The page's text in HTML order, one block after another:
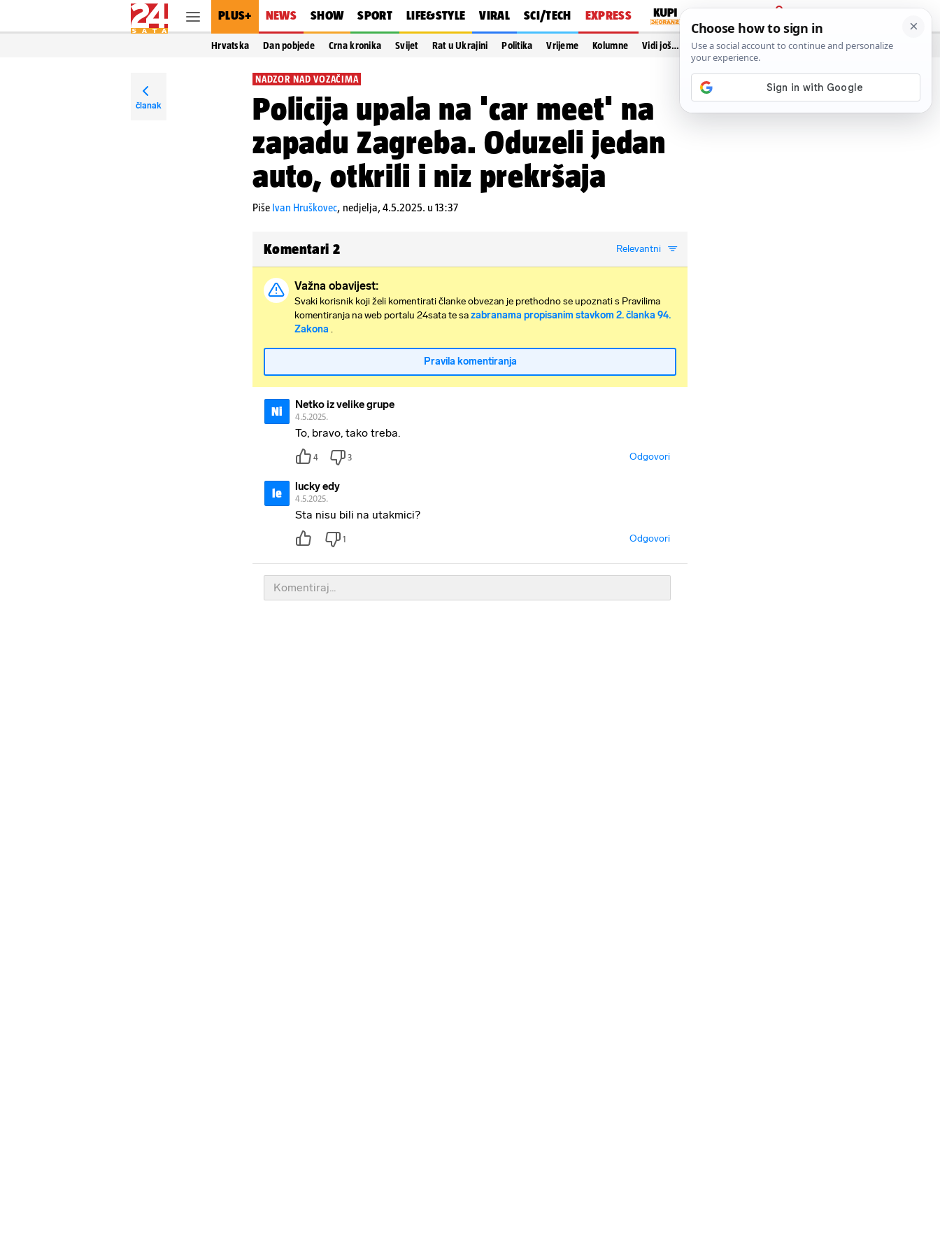
PLUS+ NEWS SHOW SPORT LIFE&STYLE VIRAL SCI/TECH EXPRESS
PRIJAVA
Hrvatska Dan pobjede Crna kronika Svijet Rat u Ukrajini Politika Vrijeme Kolumne Vidi još…
članak
NADZOR NAD VOZAČIMA
Policija upala na 'car meet' na
zapadu Zagreba. Oduzeli jedan
auto, otkrili i niz prekršaja
Piše Ivan Hruškovec, nedjelja, 4.5.2025. u 13:37
Komentari 2 Relevantni
Važna obavijest:
Svaki korisnik koji želi komentirati članke obvezan je prethodno se upoznati s Pravilima
komentiranja na web portalu 24sata te sazabranama propisanim stavkom 2. članka 94.
Zakona .
Pravila komentiranja
Ni Netko iz velike grupe
4.5.2025.
To, bravo, tako treba.
4 3 Odgovori
le lucky edy
4.5.2025.
Sta nisu bili na utakmici?
1 Odgovori